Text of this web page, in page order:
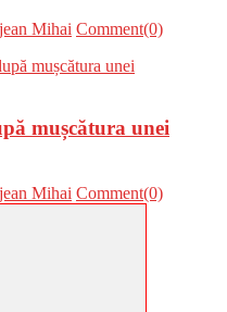
Mihai Comment(0)
mușcătura unei
Mihai Comment(0)